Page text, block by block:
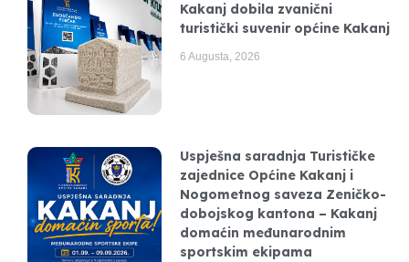
Kakanj dobila zvanični
turistički suvenir općine Kakanj
6 Augusta, 2026
Uspješna saradnja Turističke
zajednice Općine Kakanj i
Nogometnog saveza Zeničko-
dobojskog kantona – Kakanj
domaćin međunarodnim
sportskim ekipama